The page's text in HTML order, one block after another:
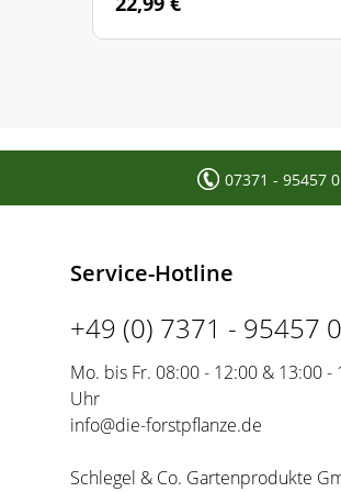
07371 - 95457
Service-Hotline
+49 (0) 7371 - 95457 0
Mo. bis Fr. 08:00 - 12:00 & 13:00 -
Uhr
info@die-forstpflanze.de
Schlegel & Co. Gartenprodukte